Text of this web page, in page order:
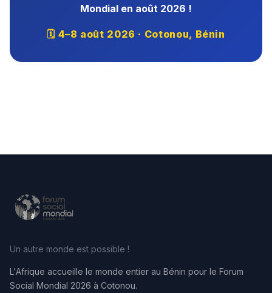
Mondial en août 2026 !
🗓 4–8 août 2026 · Cotonou, Bénin
Un autre monde est possible !
L'Afrique accueille le monde entier au Bénin pour le Forum
Social Mondial 2026 à Cotonou.